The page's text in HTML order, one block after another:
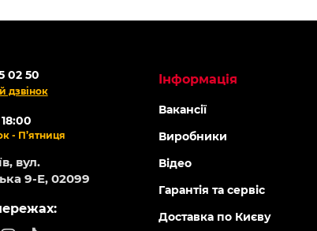
02 50
дзвінок
- П’ятниця
вул.
9-Е, 02099
Інформація
Вакансії
Виробники
Відео
Гарантія та сервіс
Доставка по Києву